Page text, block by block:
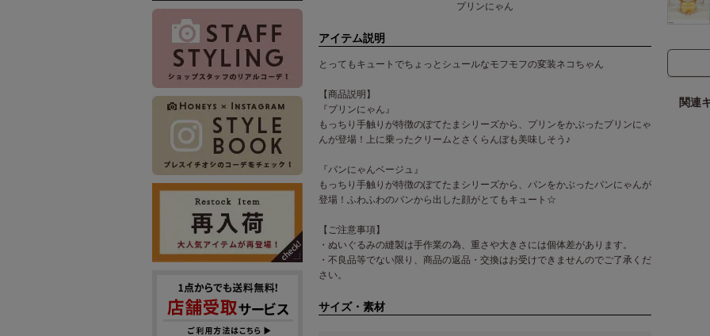
プリンにゃん
アイテム説明
とってもキュートでちょっとシュールなモフモフの変装ネコちゃん
【商品説明】
『プリンにゃん』
もっちり手触りが特徴のぽてたまシリーズから、プリンをかぶったプリンにゃ
んが登場！上に乗ったクリームとさくらんぼも美味しそう♪
『パンにゃんベージュ』
もっちり手触りが特徴のぽてたまシリーズから、パンをかぶったパンにゃんが
登場！ふわふわのパンから出した顔がとてもキュート☆
【ご注意事項】
・ぬいぐるみの縫製は手作業の為、重さや大きさには個体差があります。
・不良品等でない限り、商品の返品・交換はお受けできませんのでご了承くだ
さい。
サイズ・素材
関連